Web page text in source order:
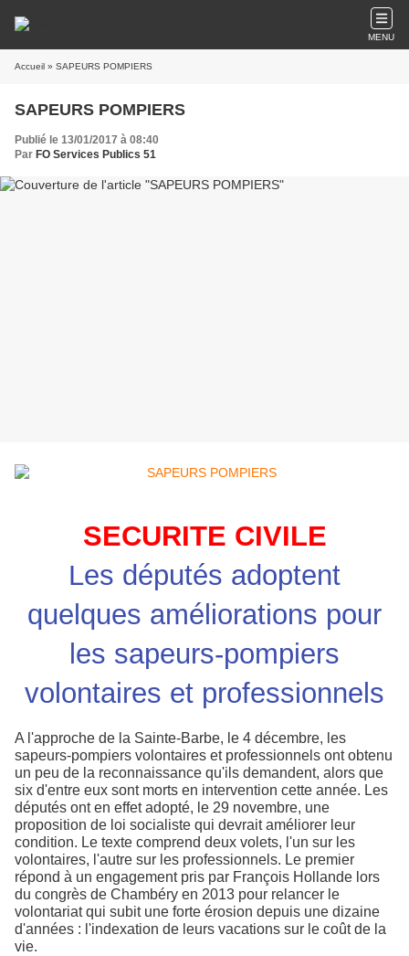
MENU
Accueil » SAPEURS POMPIERS
SAPEURS POMPIERS
Publié le 13/01/2017 à 08:40
Par FO Services Publics 51
SECURITE CIVILE
Les députés adoptent
quelques améliorations pour
les sapeurs-pompiers
volontaires et professionnels
A l'approche de la Sainte-Barbe, le 4 décembre, les
sapeurs-pompiers volontaires et professionnels ont obtenu
un peu de la reconnaissance qu'ils demandent, alors que
six d'entre eux sont morts en intervention cette année. Les
députés ont en effet adopté, le 29 novembre, une
proposition de loi socialiste qui devrait améliorer leur
condition. Le texte comprend deux volets, l'un sur les
volontaires, l'autre sur les professionnels. Le premier
répond à un engagement pris par François Hollande lors
du congrès de Chambéry en 2013 pour relancer le
volontariat qui subit une forte érosion depuis une dizaine
d'années : l'indexation de leurs vacations sur le coût de la
vie.